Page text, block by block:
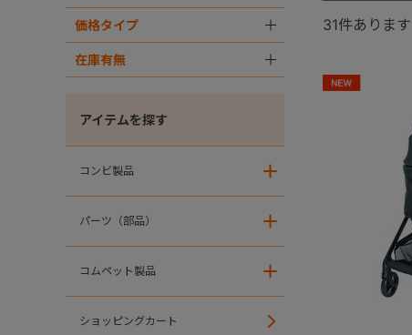
価格タイプ
在庫有無
アイテムを探す
コンビ製品
パーツ（部品）
コムペット製品
ショッピングカート
31件あります